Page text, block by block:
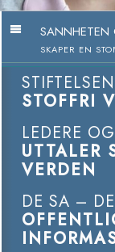
SANNHETEN
SKAPER EN
STOFFRI
LEDERE
UTTALER
VERDEN
DE SA –